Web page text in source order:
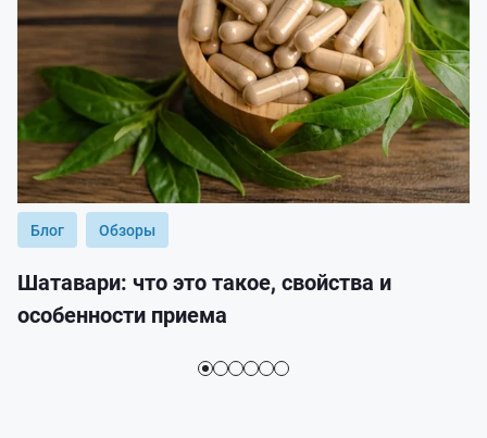
Блог Обзоры
Шатавари: что это такое, свойства и
особенности приема